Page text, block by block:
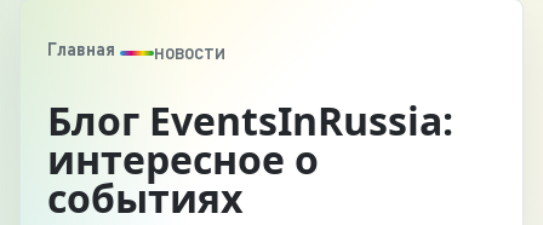
Главная НОВОСТИ
Блог EventsInRussia:
интересное о
событиях